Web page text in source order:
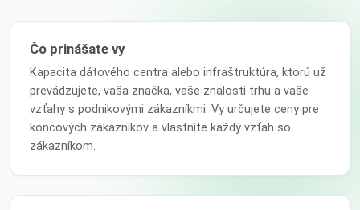
Čo prinášate vy
Kapacita dátového centra alebo infraštruktúra, ktorú už
prevádzujete, vaša značka, vaše znalosti trhu a vaše
vzťahy s podnikovými zákazníkmi. Vy určujete ceny pre
koncových zákazníkov a vlastníte každý vzťah so
zákazníkom.